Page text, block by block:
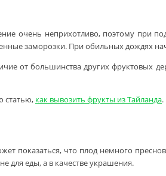
очень неприхотливо, поэтому при
заморозки. При обильных дождях
от большинства других фруктовых
статью, как вывозить фрукты из Тайланда.
показаться, что плод немного
для еды, а в качестве украшения.